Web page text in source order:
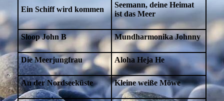
Ein Schiff wird kommen
Seemann, deine Heimat
ist das Meer
Sloop John B Mundharmonika Johnny
Die Meerjungfrau Aloha Heja He
An der Nordseeküste Kleine weiße Möwe